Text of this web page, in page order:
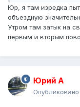
Юр, я там изредка
объездную
Утром там затык на
первым и вторым
Юрий А
Опубликовано